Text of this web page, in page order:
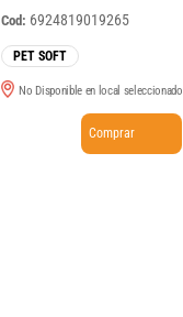
Cod: 6924819019265
PET SOFT
No Disponible en local seleccionado
Comprar